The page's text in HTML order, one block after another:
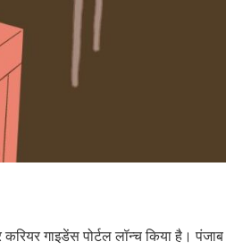
गाइडेंस पोर्टल लॉन्च किया है।